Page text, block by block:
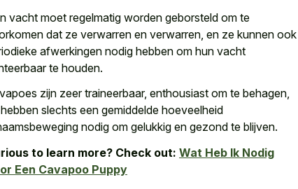
vacht moet regelmatig worden geborsteld om te
dat ze verwarren en verwarren, en ze kunnen ook
afwerkingen nodig hebben om hun vacht
te houden.
zijn zeer traineerbaar, enthousiast om te behagen,
slechts een gemiddelde hoeveelheid
nodig om gelukkig en gezond te blijven.
to learn more? Check out: Wat Heb Ik Nodig
Een Cavapoo Puppy